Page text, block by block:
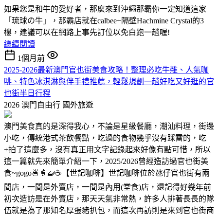
如果您是和牛的愛好者，那麼來到沖繩那霸你一定知道這家
「琉球の牛」，那霸店就在calbee+隔壁Hachmine Crystal的3
樓，建議可以在網路上事先訂位以免白跑一趟喔!
繼續閱讀
1個月前
2025-2026最新澳門官也街美食攻略！整理必吃牛雜、人氣咖
啡、特色冰淇淋與伴手禮推薦，輕鬆規劃一趟好吃又好逛的官
也街半日行程
2026 澳門自由行 國外旅遊
澳門美食真的是深得我心，不論是星級餐廳，潮汕料理，街邊
小吃，傳統港式茶飲餐點，吃過的食物幾乎沒有踩雷的，吃
+拍了這麼多，沒有真正用文字記錄起來好像有點可惜，所以
這一篇就先來簡單介紹一下，2025/2026曾經造訪過官也街美
食~gogo🍜🍦🧇☕【世記咖啡】世記咖啡位於氹仔官也街有兩
間店，一間是外賣店，一間是內用(堂食)店，還記得好幾年前
初次造訪是在外賣店，那天天氣非常熱，許多人排著長長的隊
伍就是為了那知名厚蛋豬扒包，而這次再訪則是來到官也街商